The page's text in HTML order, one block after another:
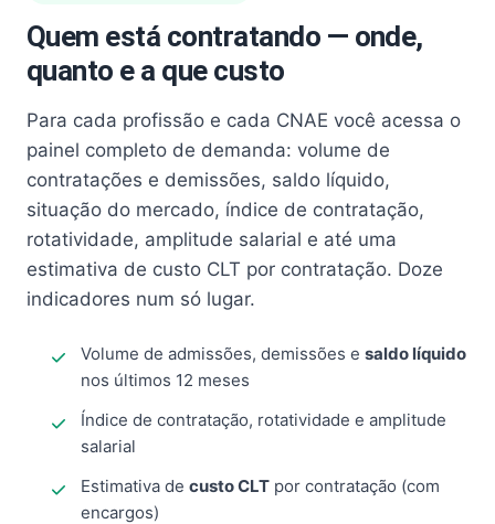
Quem está contratando — onde,
quanto e a que custo
Para cada profissão e cada CNAE você acessa o
painel completo de demanda: volume de
contratações e demissões, saldo líquido,
situação do mercado, índice de contratação,
rotatividade, amplitude salarial e até uma
estimativa de custo CLT por contratação. Doze
indicadores num só lugar.
Volume de admissões, demissões e saldo líquido
nos últimos 12 meses
Índice de contratação, rotatividade e amplitude
salarial
Estimativa de custo CLT por contratação (com
encargos)